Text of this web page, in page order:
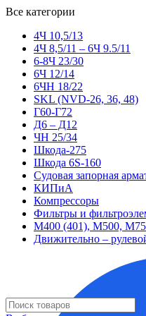
Все категории
4Ч 10,5/13
4Ч 8,5/11 – 6Ч 9.5/11
6-8Ч 23/30
6Ч 12/14
6ЧН 18/22
SKL (NVD-26, 36, 48)
Г60-Г72
Д6 – Д12
ЧН 25/34
Шкода-275
Шкода 6S-160
Судовая запорная
КИПиА
Компрессоры
Фильтры и
М400 (401), М500,
Движительно –